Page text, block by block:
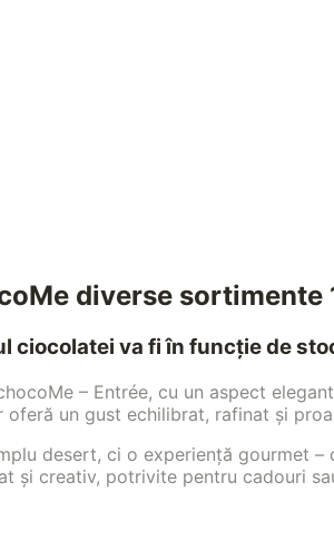
diverse sortimente
ciocolatei va fi în funcție de
– Entrée, cu un aspect
un gust echilibrat, rafinat și
desert, ci o experiență gourmet
și creativ, potrivite pentru cadouri